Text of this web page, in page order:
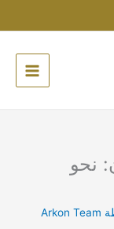
نحو
Arkon Team